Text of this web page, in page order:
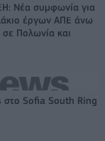
Νέα συμφωνία για
έργων ΑΠΕ άνω
Πολωνία και
στο Sofia South Ring